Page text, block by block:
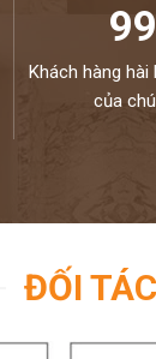
Khách hàng
của
ĐỐI